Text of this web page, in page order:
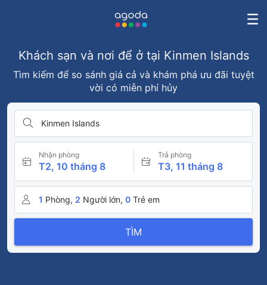
Khách sạn và nơi để ở tại Kinmen Islands
Tìm kiếm để so sánh giá cả và khám phá ưu đãi tuyệt
vời có miễn phí hủy
Kinmen Islands
Nhận phòng
T2, 10 tháng 8
Trả phòng
T3, 11 tháng 8
1 Phòng, 2 Người lớn, 0 Trẻ em
TÌM